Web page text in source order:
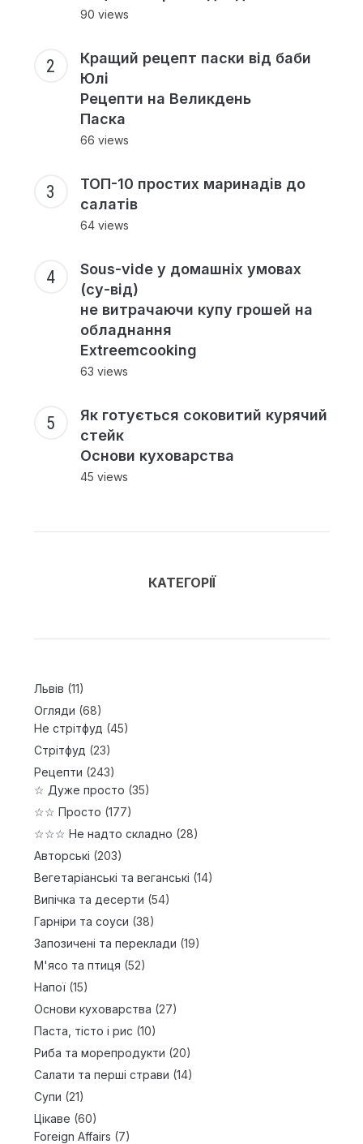
90 views
Кращий рецепт паски від баби
Юлі
Рецепти на Великдень
Паска
66 views
ТОП-10 простих маринадів до
салатів
64 views
Sous-vide у домашніх умовах
(су-від)
не витрачаючи купу грошей на
обладнання
Extreemcooking
63 views
Як готується соковитий курячий
стейк
Основи куховарства
45 views
КАТЕГОРІЇ
Львів (11)
Огляди (68)
Не стрітфуд (45)
Стрітфуд (23)
Рецепти (243)
☆ Дуже просто (35)
☆☆ Просто (177)
☆☆☆ Не надто складно (28)
Авторські (203)
Вегетаріанські та веганські (14)
Випічка та десерти (54)
Гарніри та соуси (38)
Запозичені та переклади (19)
М'ясо та птиця (52)
Напої(15)
Основи куховарства (27)
Паста, тісто і рис (10)
Риба та морепродукти (20)
Салати та перші страви (14)
Супи (21)
Цікаве (60)
Foreign Affairs (7)